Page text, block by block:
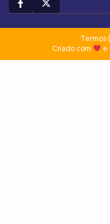
Termos|
Criado com
e